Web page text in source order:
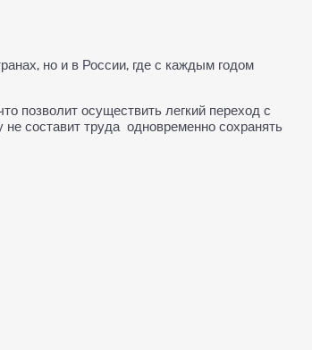
но и в России, где с каждым годом
позволит осуществить легкий переход с
составит труда одновременно сохранять